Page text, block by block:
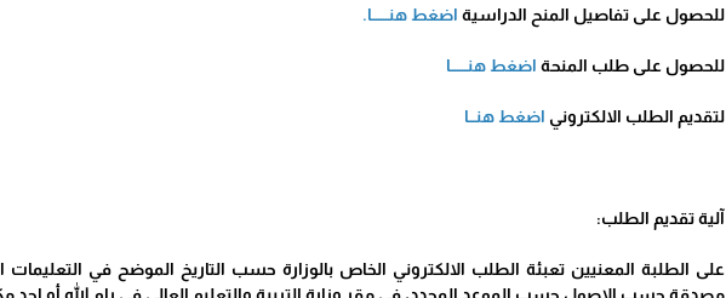
للحصول على تفاصيل المنح الدراسية اضغط هنـــــــا.
للحصول على طلب المنحة اضغط هنـــــــا
لتقديم الطلب الالكتروني اضغط هنـــا
آلية تقديم الطلب:
على الطلبة المعنيين تعبئة الطلب الالكتروني الخاص بالوزارة حسب التاريخ الموضح في التعليمات